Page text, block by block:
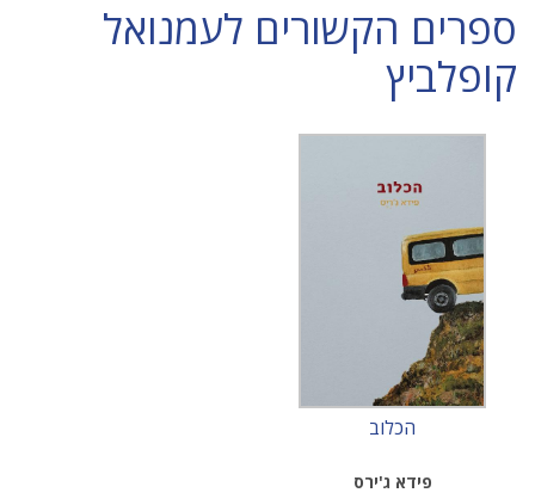
ספרים הקשורים לעמנואל
קופלביץ
הכלוב
פידא ג'ירס